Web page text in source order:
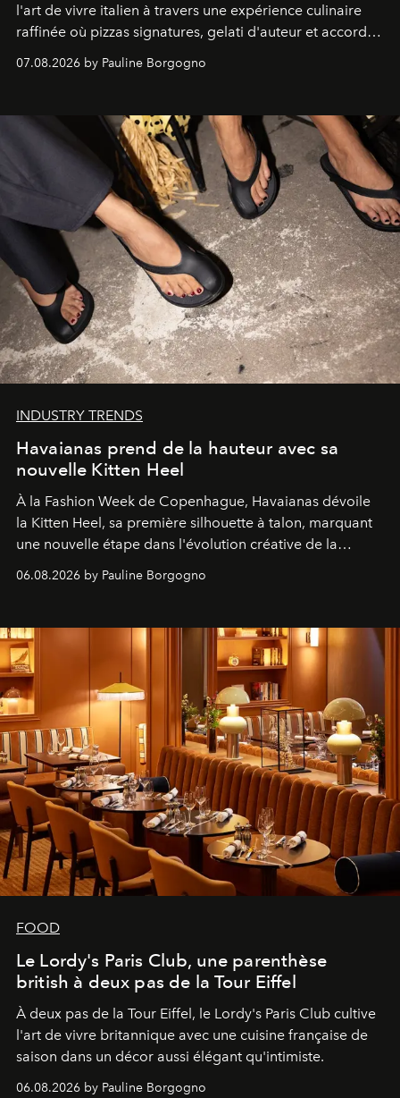
l'art de vivre italien à travers une expérience culinaire
raffinée où pizzas signatures, gelati d'auteur et accords
d'exception composent un véritable voyage sensoriel.
07.08.2026 by Pauline Borgogno
INDUSTRY TRENDS
Havaianas prend de la hauteur avec sa
nouvelle Kitten Heel
À la Fashion Week de Copenhague, Havaianas dévoile
la Kitten Heel, sa première silhouette à talon, marquant
une nouvelle étape dans l'évolution créative de la
06.08.2026 by Pauline Borgogno
FOOD
Le Lordy's Paris Club, une parenthèse
british à deux pas de la Tour Eiffel
À deux pas de la Tour Eiffel, le Lordy's Paris Club cultive
l'art de vivre britannique avec une cuisine française de
saison dans un décor aussi élégant qu'intimiste.
06.08.2026 by Pauline Borgogno